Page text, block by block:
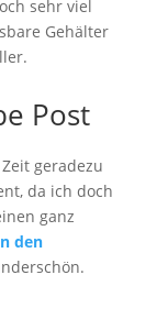
sehr viel
Gehälter
Post
geradezu
da ich doch
ganz
den